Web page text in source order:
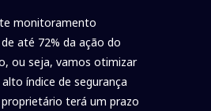
monitoramento
até 72% da ação do
ou seja, vamos otimizar
índice de segurança
terá um prazo